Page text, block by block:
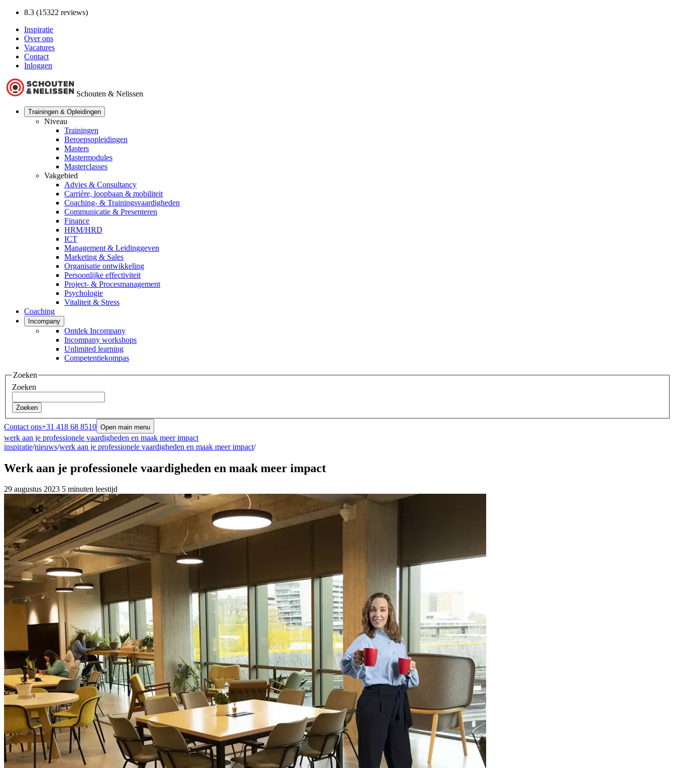
8.3 (15322 reviews)
Inspiratie
Over ons
Vacatures
Contact
Inloggen
Schouten & Nelissen
Trainingen & Opleidingen
Niveau
Trainingen
Beroepsopleidingen
Masters
Mastermodules
Masterclasses
Vakgebied
Advies & Consultancy
Carrière, loopbaan & mobiliteit
Coaching- & Trainingsvaardigheden
Communicatie & Presenteren
Finance
HRM/HRD
ICT
Management & Leidinggeven
Marketing & Sales
Organisatie ontwikkeling
Persoonlijke effectiviteit
Project- & Procesmanagement
Psychologie
Vitaliteit & Stress
Coaching
Incompany
Ontdek Incompany
Incompany workshops
Unlimited learning
Competentiekompas
Zoeken
Zoeken
Zoeken
Contact ons+31 418 68 8510 Open main menu
werk aan je professionele vaardigheden en maak meer impact
inspiratie/nieuws/werk aan je professionele vaardigheden en maak meer impact/
Werk aan je professionele vaardigheden en maak meer impact
29 augustus 2023 5 minuten leestijd